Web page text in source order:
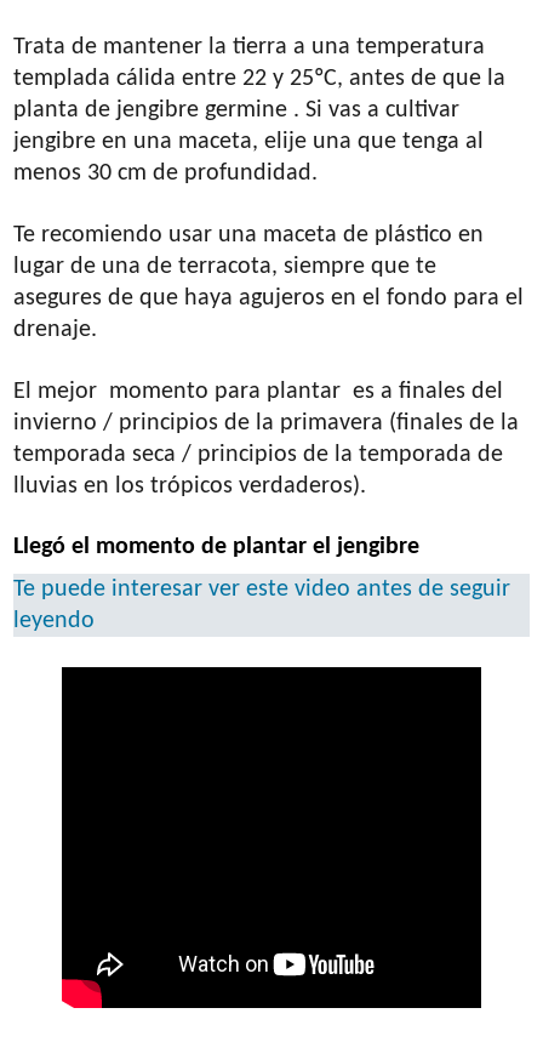
Trata de mantener la tierra a una temperatura
templada cálida entre 22 y 25ºC, antes de que la
planta de jengibre germine . Si vas a cultivar
jengibre en una maceta, elije una que tenga al
menos 30 cm de profundidad.
Te recomiendo usar una maceta de plástico en
lugar de una de terracota, siempre que te
asegures de que haya agujeros en el fondo para el
drenaje.
El mejor momento para plantar es a finales del
invierno / principios de la primavera (finales de la
temporada seca / principios de la temporada de
lluvias en los trópicos verdaderos).
Llegó el momento de plantar el jengibre
Te puede interesar ver este video antes de seguir
leyendo